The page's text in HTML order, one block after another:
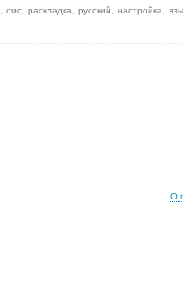
смс раскладка русский настройка
О